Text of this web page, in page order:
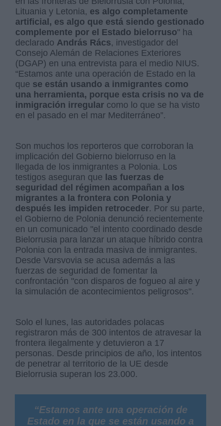
Lituania y Letonia, es algo completamente
artificial, es algo que está siendo gestionado
complemente por el Estado bielorruso" ha
declarado András Rács, investigador del
Consejo Alemán de Relaciones Exteriores
(DGAP) en una entrevista para el medio NIUS.
“Estamos ante una operación de Estado en la
que se están usando a inmigrantes como
una herramienta, porque esta crisis no va de
inmigración irregular como lo que se ha visto
en el pasado en el mar Mediterráneo”.
Son muchos los reporteros que corroboran la
implicación del Gobierno bielorruso en la
llegada de los inmigrantes a Polonia. Los
testigos aseguran que las fuerzas de
seguridad del régimen acompañan a los
migrantes a la frontera con Polonia y
después les impiden retroceder. Por su parte,
el Gobierno de Polonia denunció recientemente
en un comunicado "el intento coordinado desde
Bielorrusia para lanzar un ataque híbrido contra
Polonia con la entrada masiva de inmigrantes.
Desde Varsvovia se acusa además a las
fuerzas de seguridad de fomentar la
confrontación "con disparos de fogueo al aire y
la simulación de acontecimientos peligrosos".
Solo el lunes, las autoridades polacas
registraron más de 300 intentos de atravesar la
frontera ilegalmente y detuvieron a 17
personas. Desde principios de año, los intentos
de penetrar al territorio de la UE desde
Bielorrusia superan los 23.000.
“Estamos ante una operación de
Estado en la que se están usando a